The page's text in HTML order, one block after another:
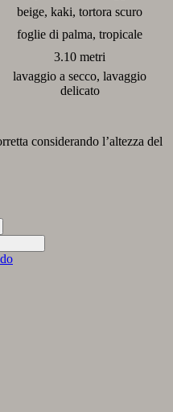
beige, kaki, tortora scuro
foglie di palma, tropicale
3.10 metri
lavaggio a secco, lavaggio
delicato
considerando l’altezza del